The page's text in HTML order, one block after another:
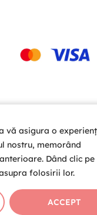
vă asigura o
nostru, memorând
Dând clic pe
folosirii lor.
ACCEPT
vă asigura o
nostru, memorând
Dând clic pe
folosirii lor.
ACCEPT
Copyright © 2026 Cardio